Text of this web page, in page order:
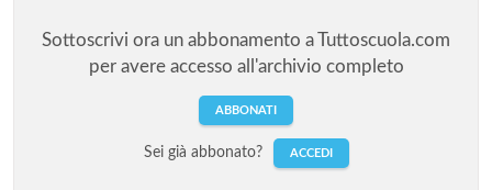
Sottoscrivi ora un abbonamento a Tuttoscuola.com
per avere accesso all'archivio completo
ABBONATI
Sei già abbonato? ACCEDI